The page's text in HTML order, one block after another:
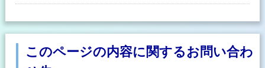
このページの内容に関するお問い合わ